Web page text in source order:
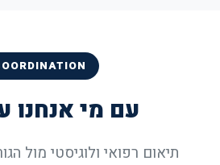
עם מי אנחנו
תיאום רפואי ולוגיסטי מול